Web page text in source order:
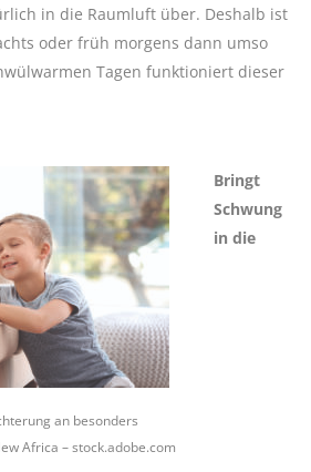
in die Raumluft über. Deshalb ist
oder früh morgens dann umso
Tagen funktioniert dieser
an besonders
Africa – stock.adobe.com
Bringt
Schwung
in die